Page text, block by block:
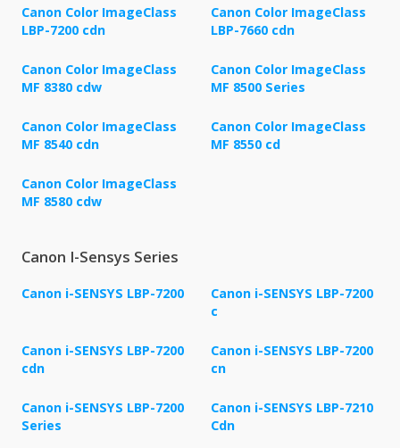
Canon Color ImageClass
LBP-7200 cdn
Canon Color ImageClass
LBP-7660 cdn
Canon Color ImageClass
MF 8380 cdw
Canon Color ImageClass
MF 8500 Series
Canon Color ImageClass
MF 8540 cdn
Canon Color ImageClass
MF 8550 cd
Canon Color ImageClass
MF 8580 cdw
Canon I-Sensys Series
Canon i-SENSYS LBP-7200
Canon i-SENSYS LBP-7200
c
Canon i-SENSYS LBP-7200
cdn
Canon i-SENSYS LBP-7200
cn
Canon i-SENSYS LBP-7200
Series
Canon i-SENSYS LBP-7210
Cdn